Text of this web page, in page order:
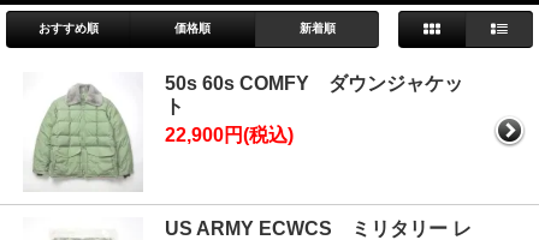
おすすめ順 価格順 新着順
50s 60s COMFY ダウンジャケッ
ト
22,900円(税込)
US ARMY ECWCS ミリタリー レ